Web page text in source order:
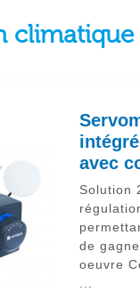
climatique
avec
Solution
de
oeuvre